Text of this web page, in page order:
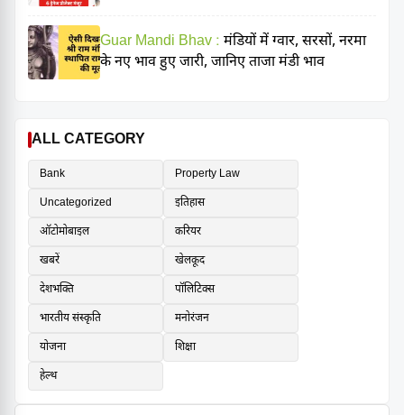
Guar Mandi Bhav : मंडियों में ग्वार, सरसों, नरमा
के नए भाव हुए जारी, जानिए ताजा मंडी भाव
ALL CATEGORY
Bank
Property Law
Uncategorized
इतिहास
ऑटोमोबाइल
करियर
खबरें
खेलकूद
देशभक्ति
पॉलिटिक्स
भारतीय संस्कृति
मनोरंजन
योजना
शिक्षा
हेल्थ